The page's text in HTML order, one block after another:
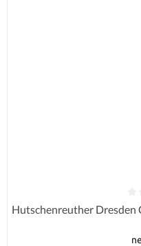
Durchschnittliche
Hutschenreuther Dresden